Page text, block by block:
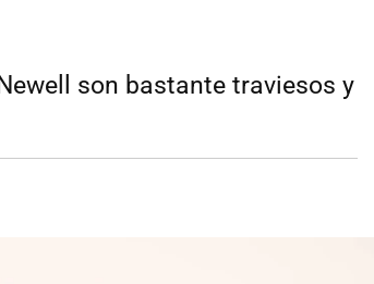
son bastante traviesos y